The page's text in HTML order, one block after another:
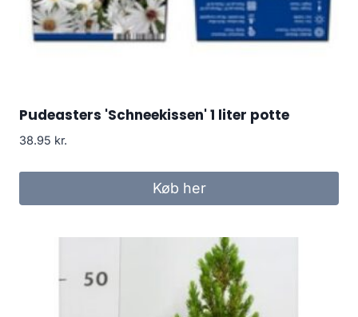
Pudeasters 'Schneekissen' 1 liter potte
38.95 kr.
Køb her